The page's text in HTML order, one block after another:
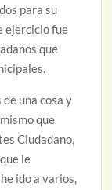
para su
ejercicio fue
que
de una cosa y
que
Ciudadano,
le
ido a varios,